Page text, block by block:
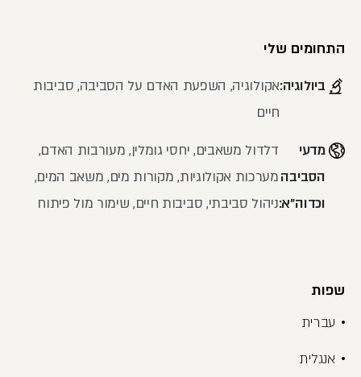
התחומים שלי
ביולוגיה:אקולוגיה, השפעת האדם על הסביבה, סביבות
חיים
מדעי
הסביבה
וכדוה"א:
דלדול משאבים, יחסי גומלין, מעורבות האדם,
מערכות אקולוגיות, מקורות מים, משאב המים,
ניהול סביבתי, סביבות חיים, שימור מול פיתוח
שפות
עברית
אנגלית